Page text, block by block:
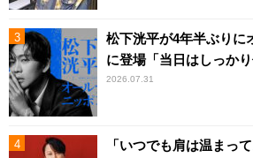
松下洸平が4年半ぶりに
に登場「当日はしっか
2026.07.31
「いつでも肩は温まっ